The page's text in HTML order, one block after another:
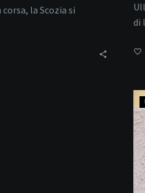
di
la Scozia si